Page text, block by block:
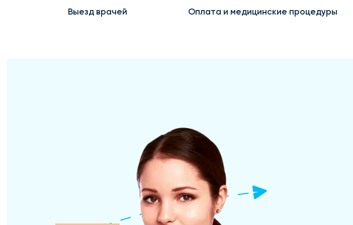
Выезд врачей Оплата и медицинские процедуры